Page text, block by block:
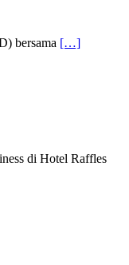
bersama […]
di Hotel Raffles